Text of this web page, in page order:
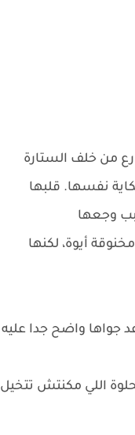
من خلف الستارة
نفسها. قلبها
وجعها
أيوة، لكنها
جواها واضح جدا عليه
اللي مكنتش تتخيل